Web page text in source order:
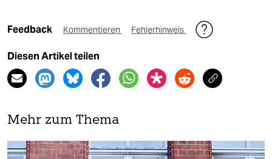
Feedback Kommentieren Fehlerhinweis
Diesen Artikel teilen
Mehr zum Thema